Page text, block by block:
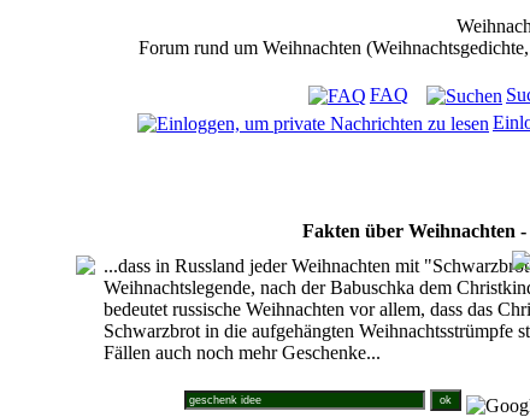
Forum rund um Weihnachten
FAQ
Fakten über Weihnachten -
...dass in Russland jeder Weihnachten mit
Weihnachtslegende, nach der Babuschka dem
bedeutet russische Weihnachten vor allem, dass das
Schwarzbrot in die aufgehängten Weihnachtsstrümpfe
Fällen auch noch mehr Geschenke...